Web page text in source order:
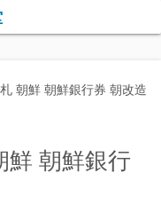
朝鮮 朝鮮銀行券 朝改造
朝鮮銀行